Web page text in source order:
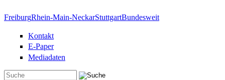
FreiburgRhein-Main-NeckarStuttgartBundesweit
Kontakt
E-Paper
Mediadaten